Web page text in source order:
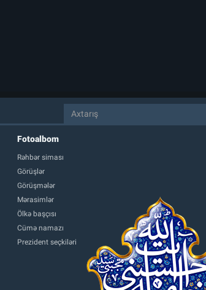
Fotoalbom
Rəhbər siması
Görüşlər
Görüşmələr
Mərasimlər
Ölkə başçısı
Cümə namazı
Prezident seçkiləri